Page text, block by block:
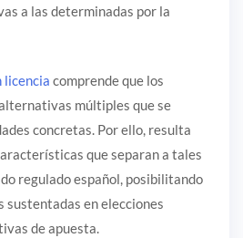
a las determinadas por la
licencia comprende que los
múltiples que se
concretas. Por ello, resulta
que separan a tales
regulado español, posibilitando
sustentadas en elecciones
de apuesta.